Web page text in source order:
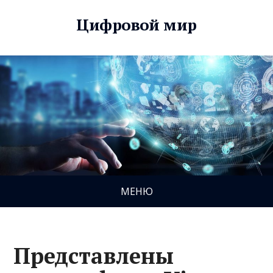
Цифровой мир
МЕНЮ
Представлены